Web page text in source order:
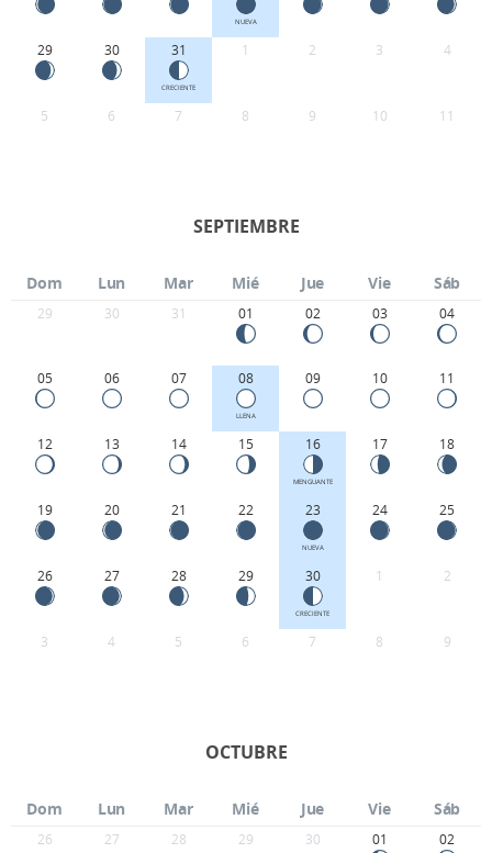
NUEVA
29 30 31
CRECIENTE
1 2 3 4
5 6 7 8 9 10 11
SEPTIEMBRE
Dom Lun Mar Mié Jue Vie Sáb
29 30 31 01 02 03 04
05 06 07 08
LLENA
09 10 11
12 13 14 15 16
MENGUANTE
17 18
19 20 21 22 23
NUEVA
24 25
26 27 28 29 30
CRECIENTE
1 2
3 4 5 6 7 8 9
OCTUBRE
Dom Lun Mar Mié Jue Vie Sáb
26 27 28 29 30 01 02